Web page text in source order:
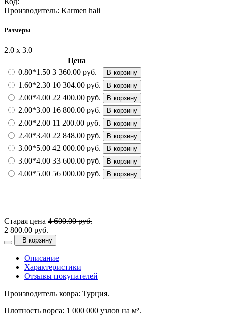
Производитель: Karmen hali
Размеры
2.0 х 3.0
Цена
0.80*1.50 3 360.00 руб. В корзину
1.60*2.30 10 304.00 руб. В корзину
2.00*4.00 22 400.00 руб. В корзину
2.00*3.00 16 800.00 руб. В корзину
2.00*2.00 11 200.00 руб. В корзину
2.40*3.40 22 848.00 руб. В корзину
3.00*5.00 42 000.00 руб. В корзину
3.00*4.00 33 600.00 руб. В корзину
4.00*5.00 56 000.00 руб. В корзину
Старая цена 4 600.00 руб.
2 800.00 руб.
В корзину
Описание
Характеристики
Отзывы покупателей
Производитель ковра: Турция.
Плотность ворса: 1 000 000 узлов на м².